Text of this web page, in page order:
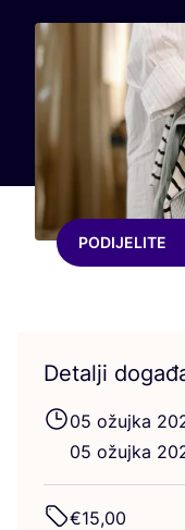
PODIJELITE
Detalji
05 ožuj­ka
05 ožuj­ka
€15,00